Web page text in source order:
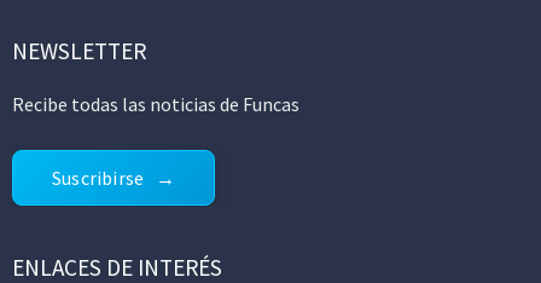
NEWSLETTER
Recibe todas las noticias de Funcas
Suscribirse
ENLACES DE INTERÉS